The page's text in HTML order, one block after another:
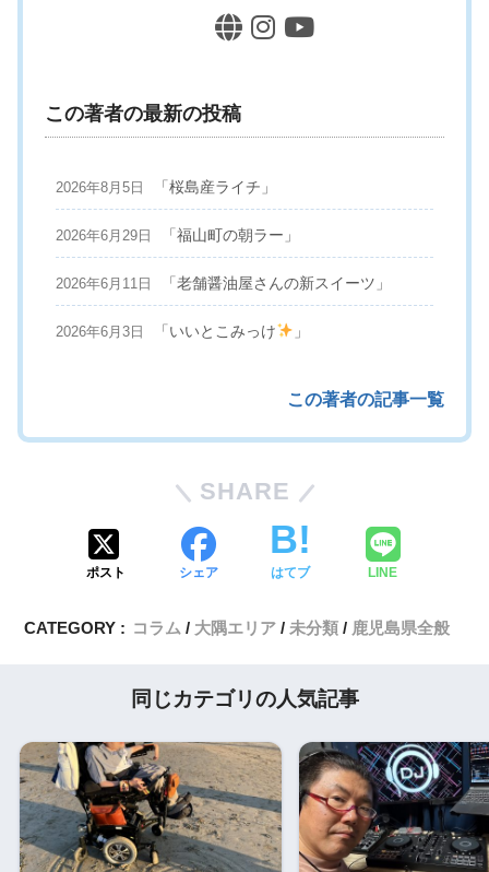
この著者の最新の投稿
2026年8月5日 「桜島産ライチ」
2026年6月29日 「福山町の朝ラー」
2026年6月11日 「老舗醤油屋さんの新スイーツ」
2026年6月3日 「いいとこみっけ 」
この著者の記事一覧
SHARE
ポスト シェア はてブ LINE
CATEGORY : コラム 大隅エリア 未分類 鹿児島県全般
同じカテゴリの人気記事